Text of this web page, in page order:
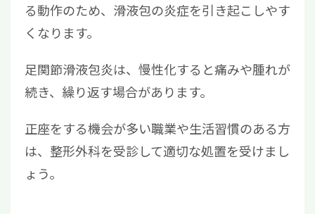
る動作のため、滑液包の炎症を引き起こしやす
くなります。
足関節滑液包炎は、慢性化すると痛みや腫れが
続き、繰り返す場合があります。
正座をする機会が多い職業や生活習慣のある方
は、整形外科を受診して適切な処置を受けまし
ょう。